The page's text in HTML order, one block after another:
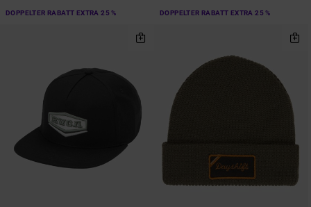
DOPPELTER RABATT EXTRA 25 % DOPPELTER RABATT EXTRA 25 %